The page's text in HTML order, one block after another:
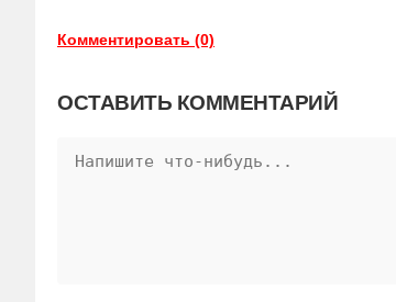
Комментировать (0)
ОСТАВИТЬ КОММЕНТАРИЙ